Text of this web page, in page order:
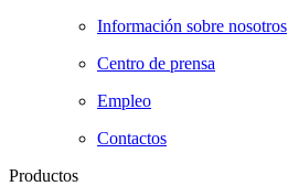
Información sobre nosotros
Centro de prensa
Empleo
Contactos
Productos